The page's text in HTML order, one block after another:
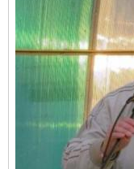
Дыскрымінацыя
Затрыманьні
Карная псыхіятрыя
КПЧ ААН
Культурныя правы